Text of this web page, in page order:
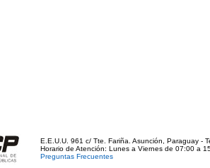
E.E.U.U. 961 c/ Tte. Fariña. Asunción, Paraguay -
Horario de Atención: Lunes a Viernes de 07:00 a
Preguntas Frecuentes